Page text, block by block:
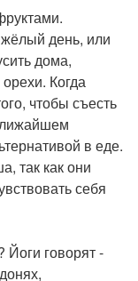
день, или
дома,
Когда
чтобы съесть
в еде.
так как они
себя
Йоги говорят -